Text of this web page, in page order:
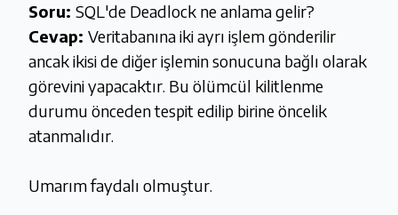
Soru: SQL'de Deadlock ne anlama gelir?
Cevap: Veritabanına iki ayrı işlem gönderilir
ancak ikisi de diğer işlemin sonucuna bağlı olarak
görevini yapacaktır. Bu ölümcül kilitlenme
durumu önceden tespit edilip birine öncelik
atanmalıdır.
Umarım faydalı olmuştur.